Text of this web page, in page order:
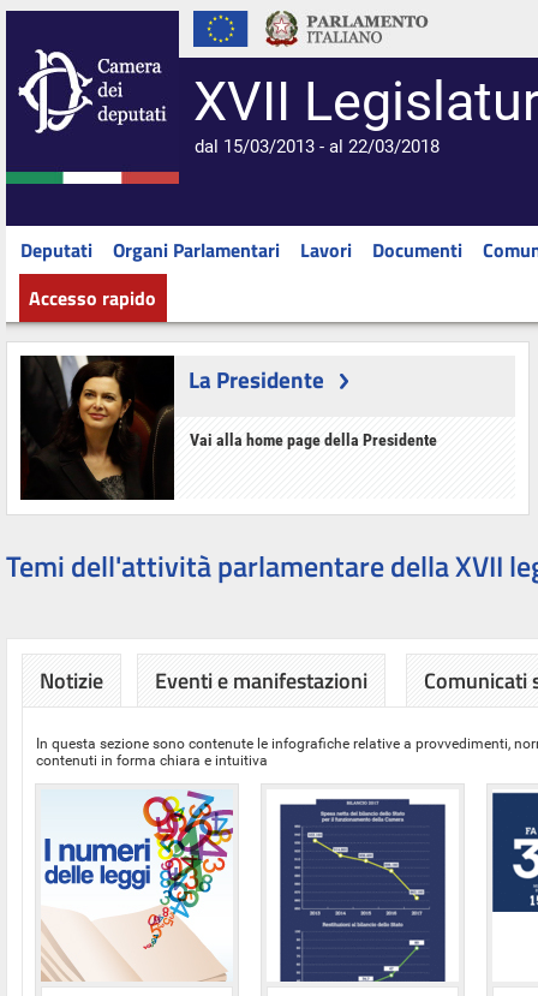
XVII
dal 15/03/2013 - al 22/03/2018
Deputati Organi Parlamentari Lavori Documenti
Accesso rapido
La Presidente
Vai alla home page della Presidente
Temi dell'attività parlamentare della XVII
Notizie Eventi e manifestazioni Comunicati
In questa sezione sono contenute le infografiche relative a provvedimenti,
contenuti in forma chiara e intuitiva